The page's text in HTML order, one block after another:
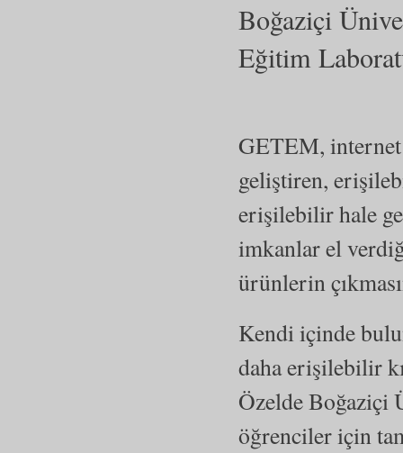
Boğaziçi
Eğitim
GETEM, internet
geliştiren,
erişilebilir hale
imkanlar el
ürünlerin
Kendi içinde
daha erişilebilir
Özelde Boğaziçi
öğrenciler için